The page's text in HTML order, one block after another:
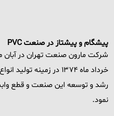
پیشگام و پیشتاز در صنعت PVC
خرداد ماه ۱۳۷۴ در
رشد و توسعه این صنعت و قطع
نمود.